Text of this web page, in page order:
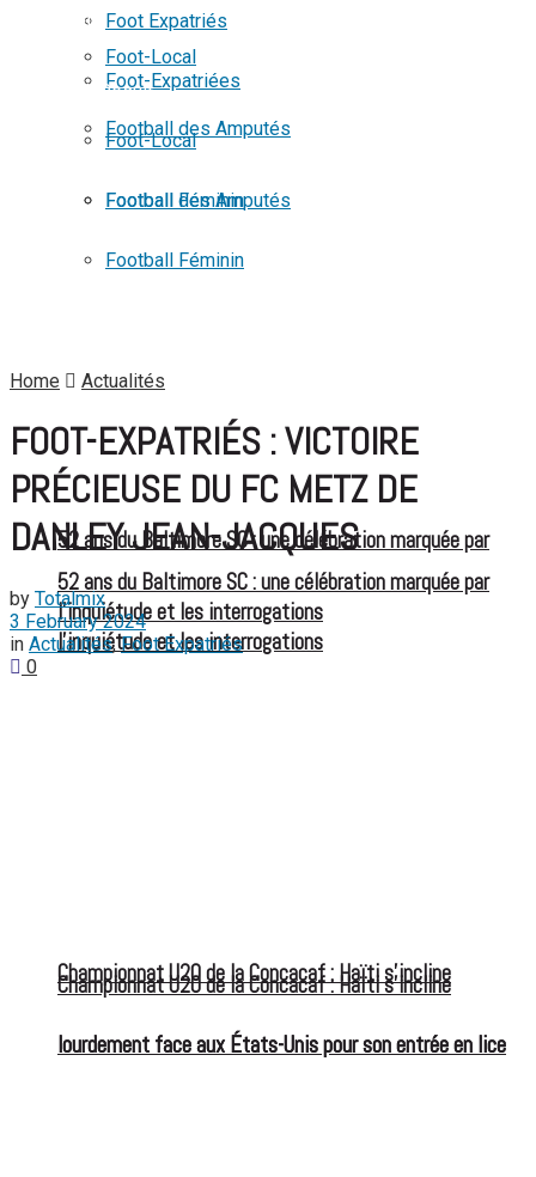
Foot-Local
Football des Amputés
Football Féminin
52 ans du Baltimore SC : une célébration marquée par
l’inquiétude et les interrogations
Championnat U20 de la Concacaf : Haïti s’incline
lourdement face aux États-Unis pour son entrée en lice
Foot Expatriés
Foot-Expatriées
Foot-Local
Football des Amputés
Football Féminin
52 ans du Baltimore SC : une célébration marquée par
l’inquiétude et les interrogations
Championnat U20 de la Concacaf : Haïti s’incline
lourdement face aux États-Unis pour son entrée en lice
No Result
View All Result
Home Actualités
FOOT-EXPATRIÉS : VICTOIRE
PRÉCIEUSE DU FC METZ DE
DANLEY JEAN-JACQUES
by Totalmix
3 February 2024
in Actualités,Foot Expatriés
0